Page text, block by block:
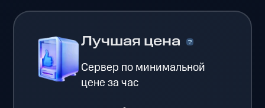
Лучшая цена
Сервер по минимальной
цене за час